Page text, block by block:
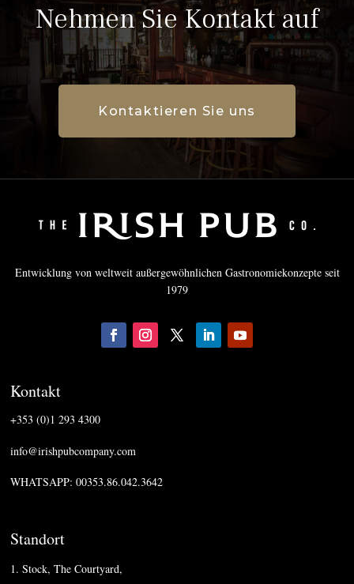
Nehmen Sie Kontakt auf
Kontaktieren Sie uns
Entwicklung von weltweit außergewöhnlichen Gastronomiekonzepte seit
1979
Kontakt
+353 (0)1 293 4300
info@irishpubcompany.com
WHATSAPP: 00353.86.042.3642
Standort
1. Stock, The Courtyard,